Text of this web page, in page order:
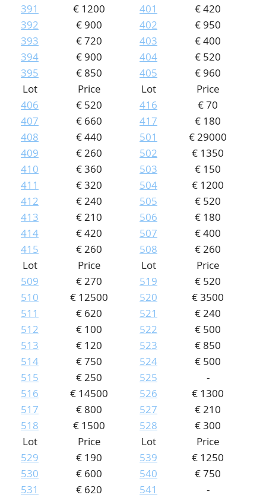
391
€ 1200
392
€ 900
393
€ 720
394
€ 900
395
€ 850
401
€ 420
402
€ 950
403
€ 400
404
€ 520
405
€ 960
Lot
Price
406
€ 520
407
€ 660
408
€ 440
409
€ 260
410
€ 360
411
€ 320
412
€ 240
413
€ 210
414
€ 420
415
€ 260
Lot
Price
416
€ 70
417
€ 180
501
€ 29000
502
€ 1350
503
€ 150
504
€ 1200
505
€ 520
506
€ 180
507
€ 400
508
€ 260
Lot
Price
509
€ 270
510
€ 12500
511
€ 620
512
€ 100
513
€ 120
514
€ 750
515
€ 250
516
€ 14500
517
€ 800
518
€ 1500
Lot
Price
519
€ 520
520
€ 3500
521
€ 240
522
€ 500
523
€ 850
524
€ 500
525
-
526
€ 1300
527
€ 210
528
€ 300
Lot
Price
529
€ 190
530
€ 600
531
€ 620
Lot
Price
539
€ 1250
540
€ 750
541
-